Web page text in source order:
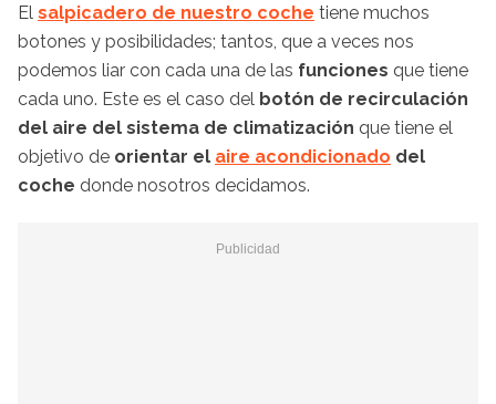
El salpicadero de nuestro coche tiene muchos
botones y posibilidades; tantos, que a veces nos
podemos liar con cada una de las funciones que tiene
cada uno. Este es el caso del botón de recirculación
del aire del sistema de climatización que tiene el
objetivo de orientar el aire acondicionado del
coche donde nosotros decidamos.